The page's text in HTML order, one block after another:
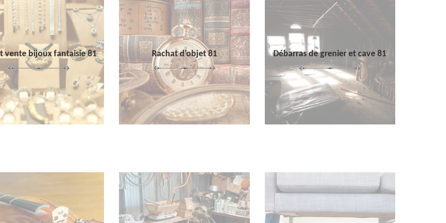
vente bijoux fantaisie 81 Rachat d'objet 81 Débarras de grenier et cave 81